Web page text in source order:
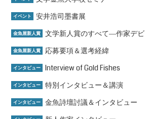
イベント 安井浩司墨書展
金魚屋新人賞 文学新人賞のすべて―作家デ
金魚屋新人賞 応募要項＆選考経緯
インタビュー Interview of Gold Fishes
インタビュー 特別インタビュー＆講演
インタビュー 金魚詩壇討議＆インタビュー